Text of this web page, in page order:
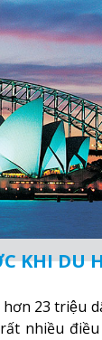
KHI DU
23 triệu
nhiều